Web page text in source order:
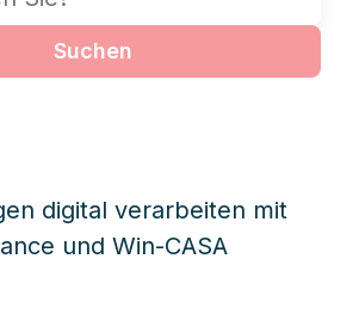
Suchen